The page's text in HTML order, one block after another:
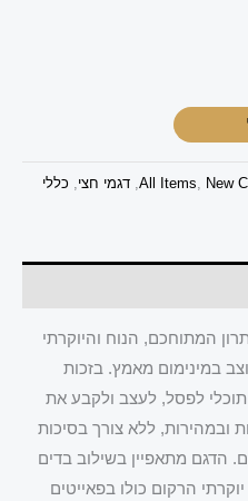
All Items New דגמי חצי כללי
המתוחכם, הנוח והיוקרתי
במינימום מאמץ. בזכות
לפסל, לעצב ולקבע את
ללא צורך בסיכות
הדגם מתאפיין בשילוב בדים
הרקום כולו בפאייטים